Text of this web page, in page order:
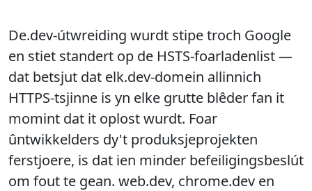
De.dev-útwreiding wurdt stipe troch Google
en stiet standert op de HSTS-foarladenlist —
dat betsjut dat elk.dev-domein allinnich
HTTPS-tsjinne is yn elke grutte blêder fan it
momint dat it oplost wurdt. Foar
ûntwikkelders dy't produksjeprojekten
ferstjoere, is dat ien minder befeiligingsbeslút
om fout te gean. web.dev, chrome.dev en